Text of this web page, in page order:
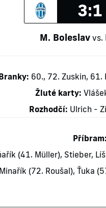
3:1
M. Boleslavvs.
60., 72. Zuskin,
Žluté karty:
Rozhodčí: Ulrich -
Příbram:
(41. Müller), Stieber,
(72. Roušal), Ťuka